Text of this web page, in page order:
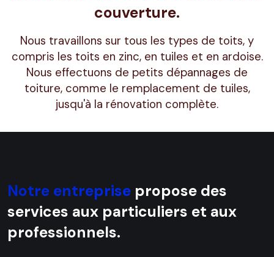
couverture.
Nous travaillons sur tous les types de toits, y
compris les toits en zinc, en tuiles et en ardoise.
Nous effectuons de petits dépannages de
toiture, comme le remplacement de tuiles,
jusqu'à la rénovation complète.
Notre entreprise propose des
services aux particuliers et aux
professionnels.